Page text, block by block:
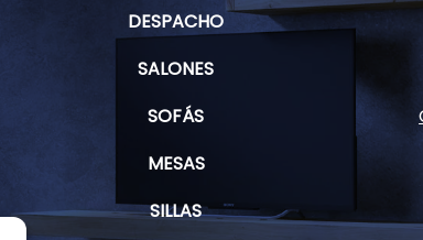
DESPACHO
SALONES
SOFÁS
MESAS
SILLAS